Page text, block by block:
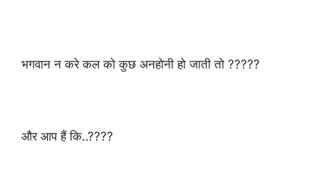
भगवान न करे कल को कुछ अनहोनी हो जाती तो ?????
और आप हैं कि..????